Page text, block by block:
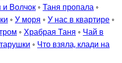
и Волчок ◦ Таня пропала ◦
◦ У моря ◦ У нас в квартире ◦
◦ Храбрая Таня ◦ Чай в
◦ Что взяла, клади на